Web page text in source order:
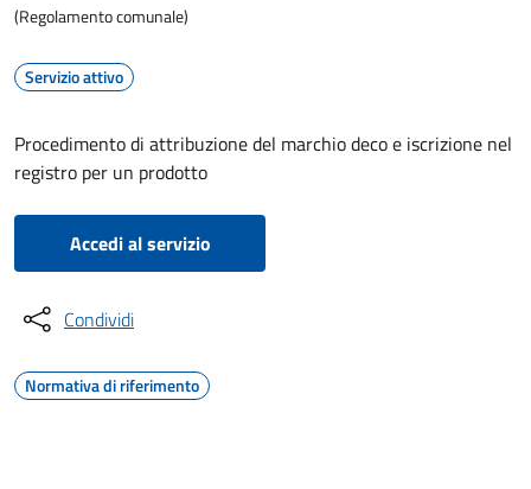
(Regolamento comunale)
Servizio attivo
Procedimento di attribuzione del marchio deco e iscrizione nel
registro per un prodotto
Accedi al servizio
Condividi
Normativa di riferimento